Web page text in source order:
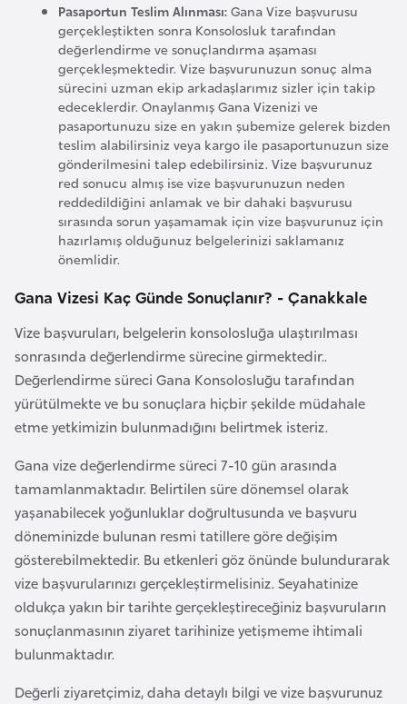
Pasaportun Teslim Alınması:Gana Vize başvurusu
gerçekleştikten sonra Konsolosluk tarafından
değerlendirme ve sonuçlandırma aşaması
gerçekleşmektedir. Vize başvurunuzun sonuç alma
sürecini uzman ekip arkadaşlarımız sizler için takip
edeceklerdir. Onaylanmış Gana Vizenizi ve
pasaportunuzu size en yakın şubemize gelerek bizden
teslim alabilirsiniz veya kargo ile pasaportunuzun size
gönderilmesini talep edebilirsiniz. Vize başvurunuz
red sonucu almış ise vize başvurunuzun neden
reddedildiğini anlamak ve bir dahaki başvurusu
sırasında sorun yaşamamak için vize başvurunuz için
hazırlamış olduğunuz belgelerinizi saklamanız
önemlidir.
Gana Vizesi Kaç Günde Sonuçlanır? - Çanakkale
Vize başvuruları, belgelerin konsolosluğa ulaştırılması
sonrasında değerlendirme sürecine girmektedir..
Değerlendirme süreci Gana Konsolosluğu tarafından
yürütülmekte ve bu sonuçlara hiçbir şekilde müdahale
etme yetkimizin bulunmadığını belirtmek isteriz.
Gana vize değerlendirme süreci 7-10 gün arasında
tamamlanmaktadır. Belirtilen süre dönemsel olarak
yaşanabilecek yoğunluklar doğrultusunda ve başvuru
döneminizde bulunan resmi tatillere göre değişim
gösterebilmektedir. Bu etkenleri göz önünde bulundurarak
vize başvurularınızı gerçekleştirmelisiniz. Seyahatinize
oldukça yakın bir tarihte gerçekleştireceğiniz başvuruların
sonuçlanmasının ziyaret tarihinize yetişmeme ihtimali
bulunmaktadır.
Değerli ziyaretçimiz, daha detaylı bilgi ve vize başvurunuz
t
i
Ç
i
n
n
m
a
k